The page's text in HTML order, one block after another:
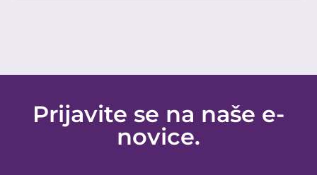
Prijavite se na naše e-
novice.